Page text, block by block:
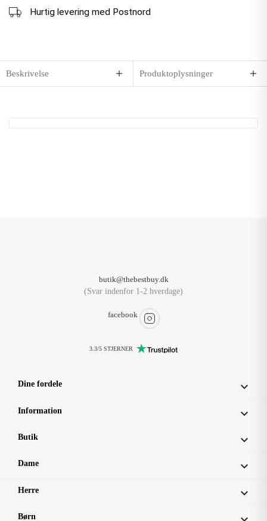
Hurtig levering med Postnord
Beskrivelse Produktoplysninger
butik@thebestbuy.dk
(Svar indenfor 1-2 hverdage)
facebook
3.3/5 STJERNER
Dine fordele 
Information 
Butik 
Dame 
Herre 
Børn